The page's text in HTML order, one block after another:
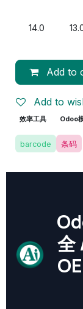
14.0
Add to
Add to
效率工具 Odoo
barcode 条码
全